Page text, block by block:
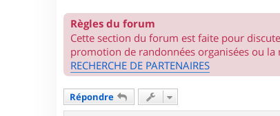
Règles du forum
Cette section du forum est faite pour
promotion de randonnées organisées ou
RECHERCHE DE PARTENAIRES
Répondre